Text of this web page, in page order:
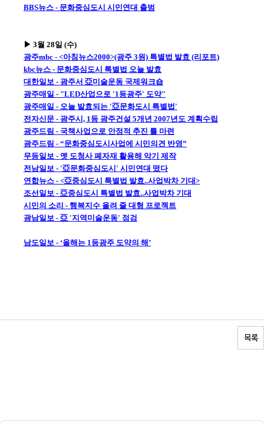
BBS뉴스 - 문화중심도시 시민연대 출범
▶ 3월 28일 (수)
광주mbc - <아침뉴스2000>(광주 3원) 특별법 발효 (리포트)
kbc뉴스 - 문화중심도시 특별법 오늘 발효
대한일보 - 광주서 亞미술운동 국제워크숍
광주매일 - "LED산업으로 '1등광주' 도약"
광주매일 - 오늘 발효되는 '亞문화도시 특별법'
전자신문 - 광주시, 1등 광주건설 5개년 2007년도 계획수립
광주드림 - 국책사업으로 안정적 추진 틀 마련
광주드림 - “문화중심도시사업에 시민의견 반영”
무등일보 - 옛 도청사 폐자재 활용해 악기 제작
전남일보 - '亞문화중심도시' 시민연대 떴다
연합뉴스 - <亞중심도시 특별법 발효..사업박차 기대>
조선일보 - 亞중심도시 특별법 발효..사업박차 기대
시민의 소리 - 행복지수 올려 줄 대형 프로젝트
광남일보 - 亞 '지역미술운동' 점검
남도일보 - ‘올해는 1등광주 도약의 해’
목록